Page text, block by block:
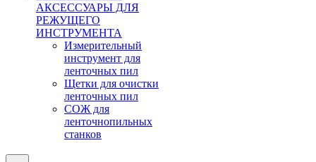
АКСЕССУАРЫ ДЛЯ
РЕЖУЩЕГО
ИНСТРУМЕНТА
Измерительный
инструмент для
ленточных пил
Щетки для очистки
ленточных пил
СОЖ для
ленточнопильных
станков